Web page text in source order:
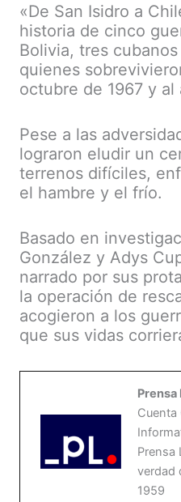
«De San Isidro a
historia de cinco
Bolivia, tres
quienes
octubre de 1967 y
Pese a las
lograron eludir un
terrenos difíciles,
el hambre y el frío.
Basado en
González y Adys
narrado por sus
la operación de
acogieron a los
que sus vidas
Prensa
Cuenta
Prensa
verdad
1959